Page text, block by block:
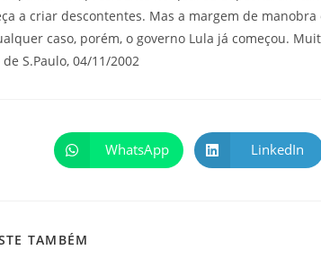
a criar descontentes. Mas a margem de
caso, porém, o governo Lula já começou.
S.Paulo, 04/11/2002
WhatsApp LinkedIn
TAMBÉM